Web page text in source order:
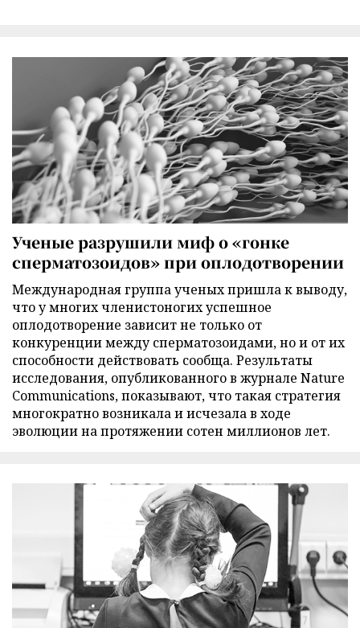
Ученые разрушили миф о «гонке
сперматозоидов» при оплодотворении
Международная группа ученых пришла к выводу,
что у многих членистоногих успешное
оплодотворение зависит не только от
конкуренции между сперматозоидами, но и от их
способности действовать сообща. Результаты
исследования, опубликованного в журнале Nature
Communications, показывают, что такая стратегия
многократно возникала и исчезала в ходе
эволюции на протяжении сотен миллионов лет.